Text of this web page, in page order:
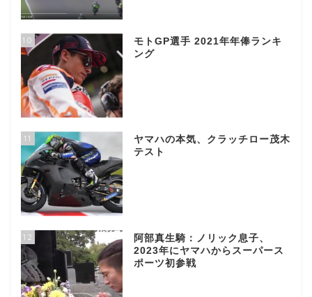
10
モトGP選手 2021年年俸ランキ
ング
11
ヤマハの本気、クラッチロー茂木
テスト
12
阿部真生騎：ノリック息子、
2023年にヤマハからスーパース
ポーツ初参戦